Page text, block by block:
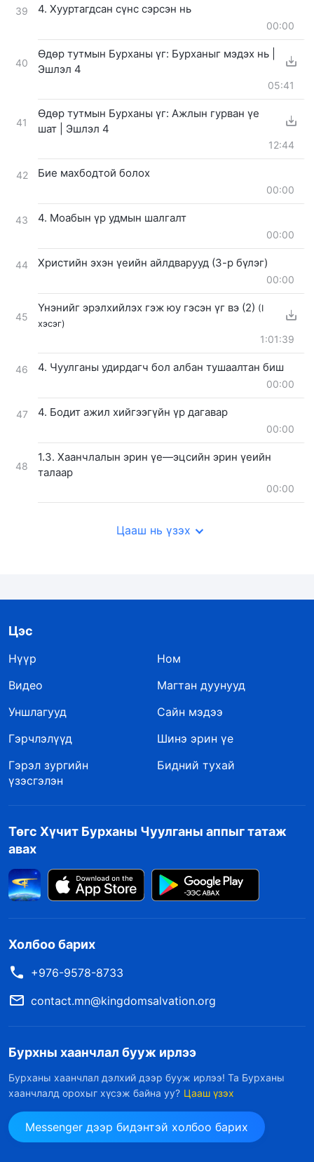
39 4. Хууртагдсан сүнс сэрсэн нь
00:00
40
Өдөр тутмын Бурханы үг: Бурханыг мэдэх нь |
Эшлэл 4
05:41
41
Өдөр тутмын Бурханы үг: Ажлын гурван үе
шат | Эшлэл 4
12:44
42 Бие махбодтой болох
00:00
43 4. Моабын үр удмын шалгалт
00:00
44 Христийн эхэн үеийн айлдварууд (3-р бүлэг)
00:00
45
Үнэнийг эрэлхийлэх гэж юу гэсэн үг вэ (2) (I
хэсэг)
1:01:39
46 4. Чуулганы удирдагч бол албан тушаалтан биш
00:00
47 4. Бодит ажил хийгээгүйн үр дагавар
00:00
48
1.3. Хаанчлалын эрин үе—эцсийн эрин үеийн
талаар
00:00
Цааш нь үзэх
Цэс
Нүүр
Ном
Видео
Магтан дуунууд
Уншлагууд
Сайн мэдээ
Гэрчлэлүүд
Шинэ эрин үе
Гэрэл зургийн
үзэсгэлэн
Бидний тухай
Төгс Хүчит Бурханы Чуулганы аппыг татаж
авах
Холбоо барих
+976-9578-8733
contact.mn@kingdomsalvation.org
Бурхны хаанчлал бууж ирлээ
Бурханы хаанчлал дэлхий дээр бууж ирлээ! Та Бурханы
хаанчлалд орохыг хүсэж байна уу? Цааш үзэх
Messenger дээр бидэнтэй холбоо барих